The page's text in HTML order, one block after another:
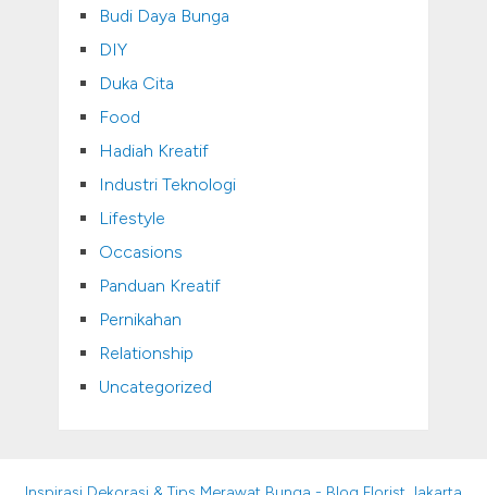
Budi Daya Bunga
DIY
Duka Cita
Food
Hadiah Kreatif
Industri Teknologi
Lifestyle
Occasions
Panduan Kreatif
Pernikahan
Relationship
Uncategorized